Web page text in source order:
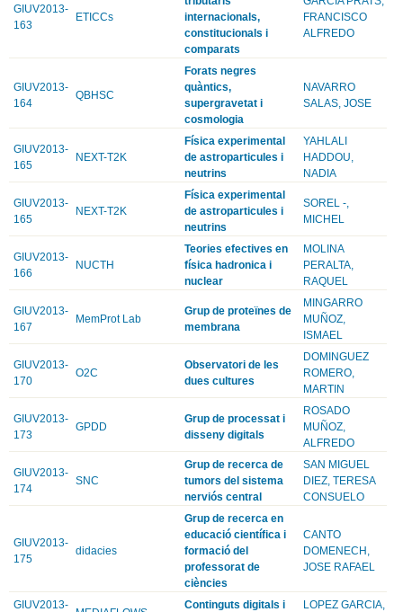
GIUV2013-
163
ETICCs
internacionals,
constitucionals i
comparats
FRANCISCO
ALFREDO
GIUV2013-
164
QBHSC
Forats negres
quàntics,
supergravetat i
cosmologia
NAVARRO
SALAS, JOSE
GIUV2013-
165
NEXT-T2K
Física experimental
de astroparticules i
neutrins
YAHLALI
HADDOU,
NADIA
GIUV2013-
165
NEXT-T2K
Física experimental
de astroparticules i
neutrins
SOREL -,
MICHEL
GIUV2013-
166
NUCTH
Teories efectives en
física hadronica i
nuclear
MOLINA
PERALTA,
RAQUEL
GIUV2013-
167
MemProt Lab
Grup de proteïnes de
membrana
MINGARRO
MUÑOZ,
ISMAEL
GIUV2013-
170
O2C
Observatori de les
dues cultures
DOMINGUEZ
ROMERO,
MARTIN
GIUV2013-
173
GPDD
Grup de processat i
disseny digitals
ROSADO
MUÑOZ,
ALFREDO
GIUV2013-
174
SNC
Grup de recerca de
tumors del sistema
nerviós central
SAN MIGUEL
DIEZ, TERESA
CONSUELO
GIUV2013-
175
didacies
Grup de recerca en
educació científica i
formació del
professorat de
ciències
CANTO
DOMENECH,
JOSE RAFAEL
GIUV2013-
Continguts digitals i
LOPEZ GARCIA,